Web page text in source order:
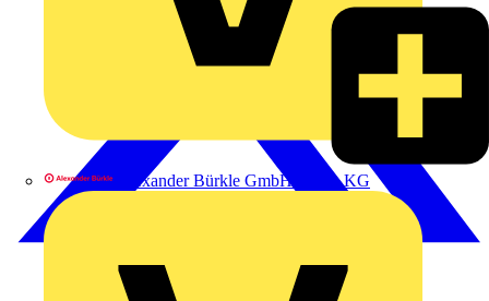
Alexander Bürkle GmbH & Co. KG